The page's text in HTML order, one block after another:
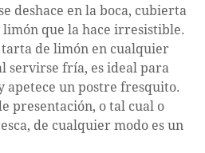
deshace en la boca, cubierta
limón que la hace irresistible.
de limón en cualquier
servirse fría, es ideal para
apetece un postre fresquito.
presentación, o tal cual o
de cualquier modo es un